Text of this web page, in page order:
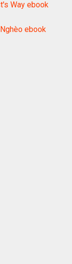
Way ebook
ebook